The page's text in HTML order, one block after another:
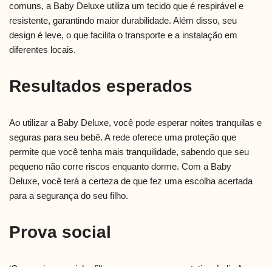
comuns, a Baby Deluxe utiliza um tecido que é respirável e
resistente, garantindo maior durabilidade. Além disso, seu
design é leve, o que facilita o transporte e a instalação em
diferentes locais.
Resultados esperados
Ao utilizar a Baby Deluxe, você pode esperar noites tranquilas e
seguras para seu bebê. A rede oferece uma proteção que
permite que você tenha mais tranquilidade, sabendo que seu
pequeno não corre riscos enquanto dorme. Com a Baby
Deluxe, você terá a certeza de que fez uma escolha acertada
para a segurança do seu filho.
Prova social